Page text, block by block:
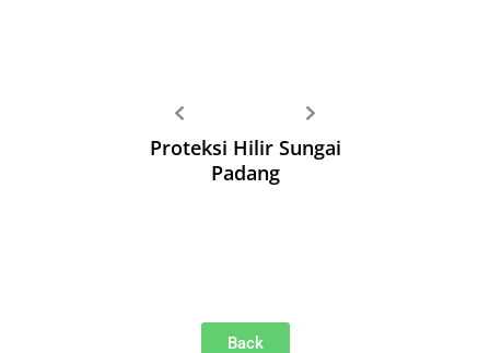
Proteksi Hilir Sungai
Padang
Back